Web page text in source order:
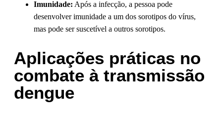
Imunidade: Após a infecção, a pessoa pode
desenvolver imunidade a um dos sorotipos do vírus,
mas pode ser suscetível a outros sorotipos.
Aplicações práticas no
combate à transmissão
dengue